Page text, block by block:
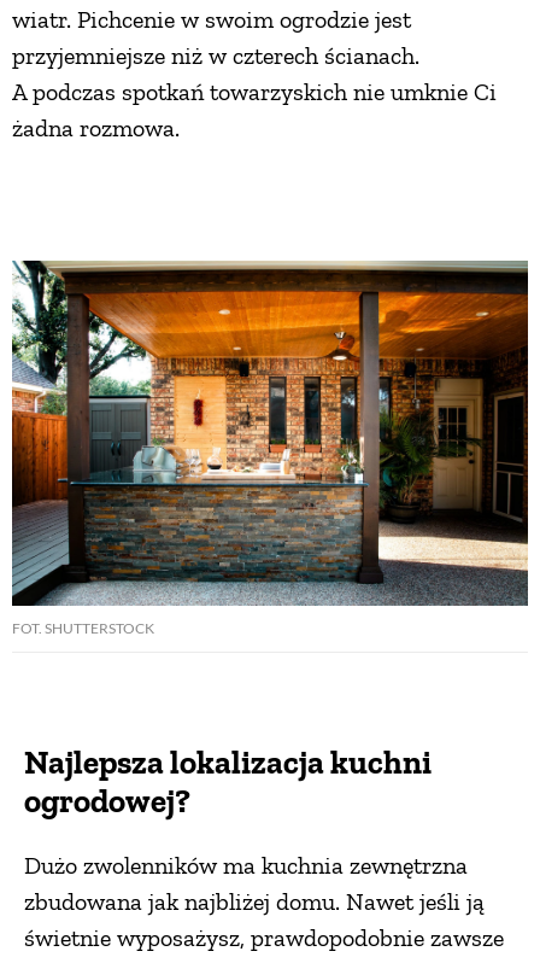
wiatr. Pichcenie w swoim ogrodzie jest
przyjemniejsze niż w czterech ścianach.
A podczas spotkań towarzyskich nie umknie Ci
żadna rozmowa.
FOT. SHUTTERSTOCK
Najlepsza lokalizacja kuchni
ogrodowej?
Dużo zwolenników ma kuchnia zewnętrzna
zbudowana jak najbliżej domu. Nawet jeśli ją
świetnie wyposażysz, prawdopodobnie zawsze